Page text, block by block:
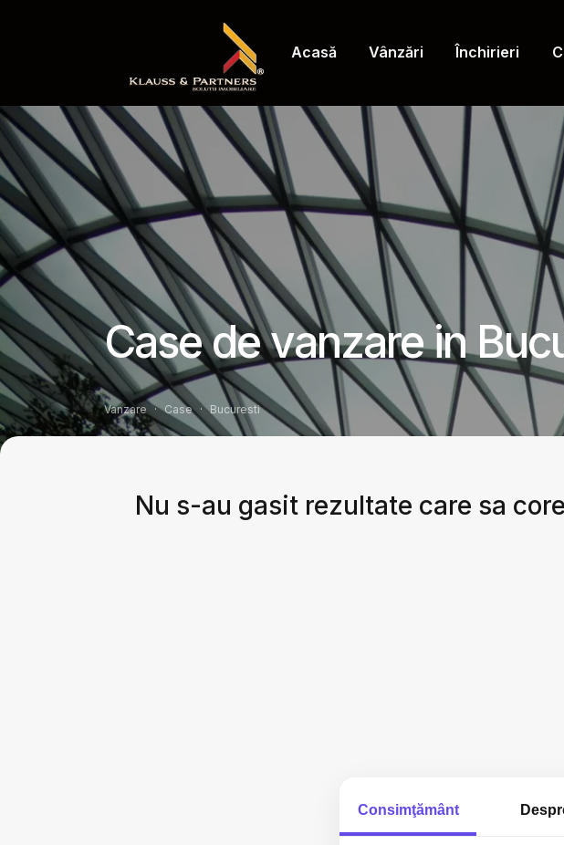
Acasă Vânzări Închirieri
Case de vanzare in
Vanzare Case Bucuresti
Nu s-au gasit rezultate care sa
Consimţământ